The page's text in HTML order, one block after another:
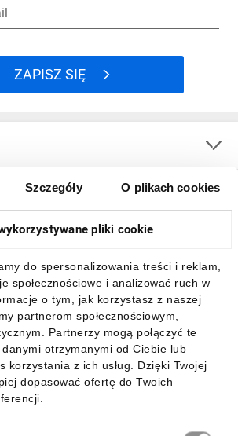
Szczegóły O plikach cookies
pliki cookie
do spersonalizowania treści i reklam,
społecznościowe i analizować ruch w
o tym, jak korzystasz z naszej
partnerom społecznościowym,
Partnerzy mogą połączyć te
otrzymanymi od Ciebie lub
korzystania z ich usług. Dzięki Twojej
dopasować ofertę do Twoich
ZAPISZ SIĘ
naszą aplikację mobilną: